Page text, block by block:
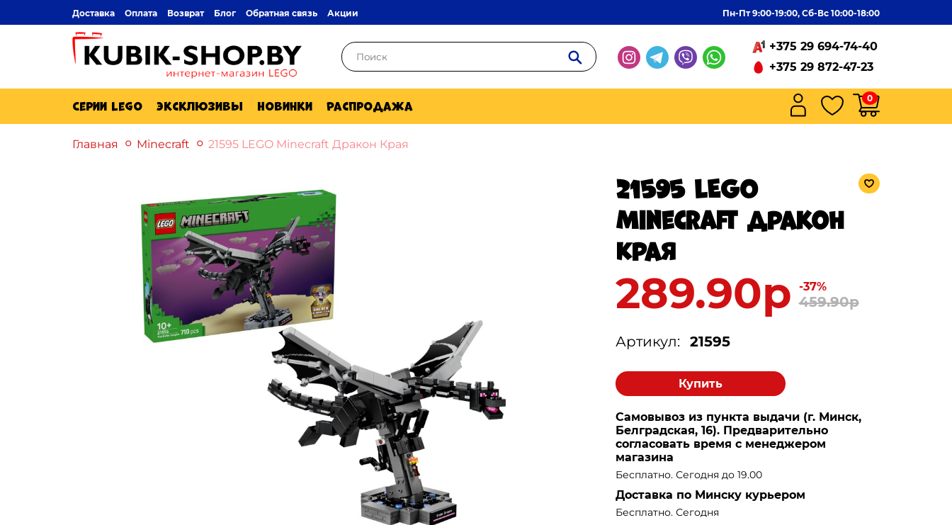
Доставка Оплата Возврат Блог Обратная связь Акции Пн-Пт 9:00-19:00, Сб-Вс 10:00-18:00
+375 29 694-74-40
+375 29 872-47-23
Серии Lego Эксклюзивы Новинки Распродажа
0
Главная Minecraft 21595 LEGO Minecraft Дракон Края
21595 LEGO
Minecraft Дракон
Края
289.90р -37%
459.90р
Артикул: 21595
Купить
Самовывоз из пункта выдачи (г. Минск,
Белградская, 16). Предварительно
согласовать время с менеджером
магазина
Бесплатно. Сегодня до 19.00
Доставка по Минску курьером
Бесплатно. Сегодня